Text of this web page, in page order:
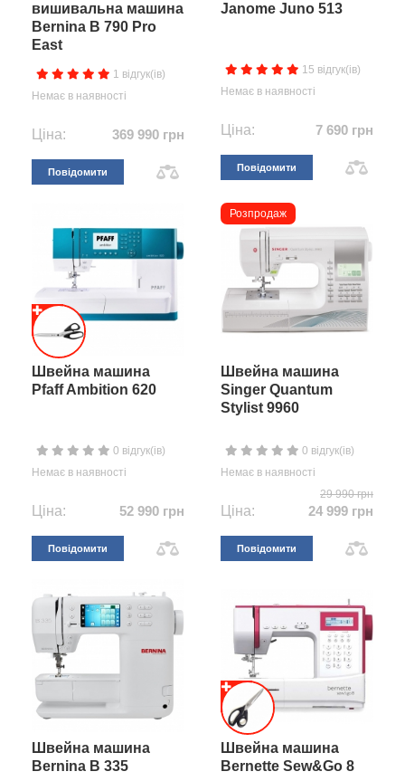
вишивальна машина
Bernina B 790 Pro
East
1 відгук(ів)
Немає в наявності
Ціна: 369 990 грн
Повідомити
Janome Juno 513
15 відгук(ів)
Немає в наявності
Ціна: 7 690 грн
Повідомити
Швейна машина
Pfaff Ambition 620
0 відгук(ів)
Немає в наявності
Ціна: 52 990 грн
Повідомити
Розпродаж
Швейна машина
Singer Quantum
Stylist 9960
0 відгук(ів)
Немає в наявності
29 990 грн
Ціна: 24 999 грн
Повідомити
Швейна машина
Bernina B 335
Швейна машина
Bernette Sew&Go 8